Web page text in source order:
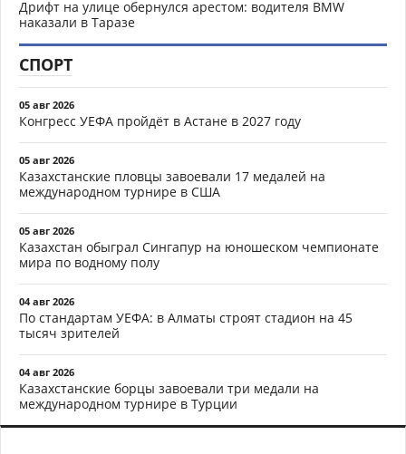
Дрифт на улице обернулся арестом: водителя BMW
наказали в Таразе
СПОРТ
05 авг 2026
Конгресс УЕФА пройдёт в Астане в 2027 году
05 авг 2026
Казахстанские пловцы завоевали 17 медалей на
международном турнире в США
05 авг 2026
Казахстан обыграл Сингапур на юношеском чемпионате
мира по водному полу
04 авг 2026
По стандартам УЕФА: в Алматы строят стадион на 45
тысяч зрителей
04 авг 2026
Казахстанские борцы завоевали три медали на
международном турнире в Турции